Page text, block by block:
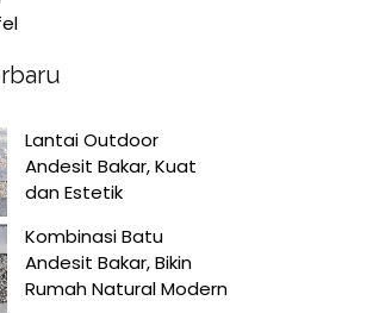
Lantai Outdoor
Andesit Bakar, Kuat
dan Estetik
Kombinasi Batu
Andesit Bakar, Bikin
Rumah Natural Modern